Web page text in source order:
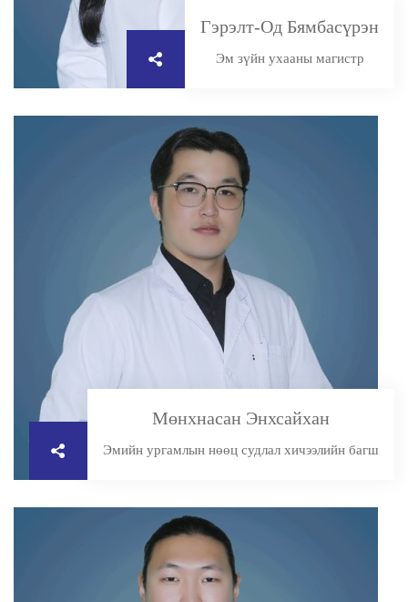
Гэрэлт-Од Бямбасүрэн
Эм зүйн ухааны магистр
Мөнхнасан Энхсайхан
Эмийн ургамлын нөөц судлал хичээлийн багш